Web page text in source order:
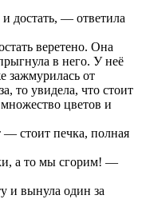
достать, — ответила
веретено. Она
в него. У неё
зажмурилась от
то увидела, что стоит
цветов и
стоит печка, полная
а то мы сгорим! —
и вынула один за